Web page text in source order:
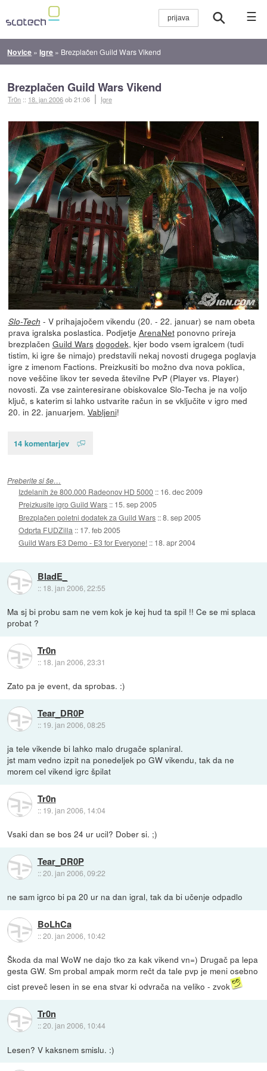
☰
Novice »Igre » Brezplačen Guild Wars Vikend
Brezplačen Guild Wars Vikend
Tr0n :: 18. jan 2006ob 21:06 Igre
Slo-Tech - V prihajajočem vikendu (20. - 22. januar) se nam obeta
prava igralska poslastica. Podjetje ArenaNetponovno prireja
brezplačen Guild Wars dogodek, kjer bodo vsem igralcem (tudi
tistim, ki igre še nimajo) predstavili nekaj novosti drugega poglavja
igre z imenom Factions. Preizkusiti bo možno dva nova poklica,
nove veščine likov ter seveda številne PvP (Player vs. Player)
novosti. Za vse zainteresirane obiskovalce Slo-Techa je na voljo
ključ, s katerim si lahko ustvarite račun in se vključite v igro med
20. in 22. januarjem. Vabljeni!
14 komentarjev
Preberite si še…
Izdelanih že 800.000 Radeonov HD 5000 :: 16. dec 2009
Preizkusite igro Guild Wars :: 15. sep 2005
Brezplačen poletni dodatek za Guild Wars ::8. sep 2005
Odprta FUDZilla :: 17. feb 2005
Guild Wars E3 Demo - E3 for Everyone! :: 18. apr 2004
BladE_
:: 18. jan 2006, 22:55
Ma sj bi probu sam ne vem kok je kej hud ta spil !! Ce se mi splaca
probat ?
Tr0n
:: 18. jan 2006, 23:31
Zato pa je event, da sprobas. :)
Tear_DR0P
:: 19. jan 2006, 08:25
ja tele vikende bi lahko malo drugače splaniral.
jst mam vedno izpit na ponedeljek po GW vikendu, tak da ne
morem cel vikend igrc špilat
Tr0n
:: 19. jan 2006, 14:04
Vsaki dan se bos 24 ur ucil? Dober si. ;)
Tear_DR0P
::20. jan 2006, 09:22
ne sam igrco bi pa 20 ur na dan igral, tak da bi učenje odpadlo
BoLhCa
::20. jan 2006, 10:42
Škoda da mal WoW ne dajo tko za kak vikend vn=) Drugač pa lepa
gesta GW. Sm probal ampak morm rečt da tale pvp je meni osebno
cist preveč lesen in se ena stvar ki odvrača na veliko - zvok
Tr0n
::20. jan 2006, 10:44
Lesen? V kaksnem smislu. :)